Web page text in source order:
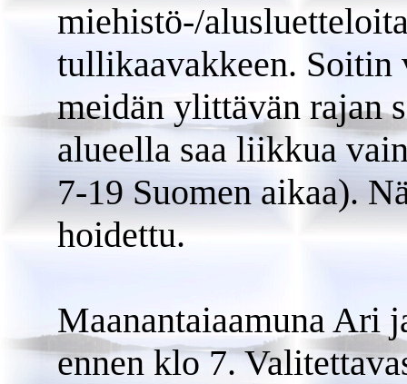
miehistö-/
tullikaavakkeen.
meidän ylittävän rajan
alueella saa liikkua
7-19 Suomen aikaa).
hoidettu.
Maanantaiaamuna Ari
ennen klo 7.